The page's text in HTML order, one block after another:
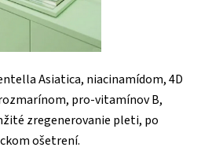
Asiatica, niacinamídom, 4D
pro-vitamínov B,
zregenerovanie pleti, po
ošetrení.